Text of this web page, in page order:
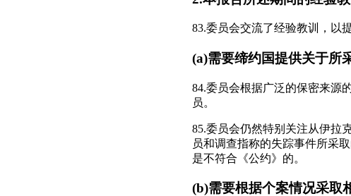
83.委员会交流了经验教训，以
(a)需要缔约国提供关于所
84.委员会根据广泛的保密来源
员。
85.委员会仍然特别关注从伊拉
员和调查指称的失踪事件所采
是不符合《公约》的。
(b)需要根据个案情况采取